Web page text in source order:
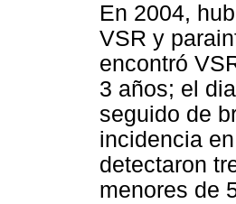
En 2004,
VSR y
encontró
3 años; el
seguido de
incidencia
detectaron
menores de